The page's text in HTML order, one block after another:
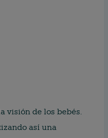
visión de los bebés.
así una